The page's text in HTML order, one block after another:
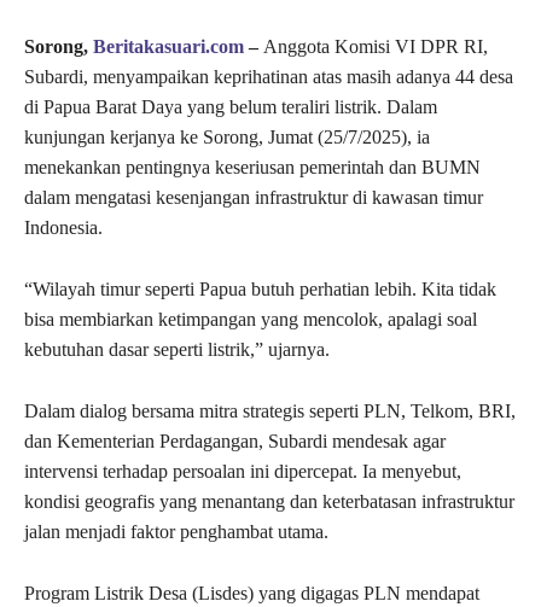
Sorong, Beritakasuari.com– Anggota Komisi VI DPR RI,
Subardi, menyampaikan keprihatinan atas masih adanya 44 desa
di Papua Barat Daya yang belum teraliri listrik. Dalam
kunjungan kerjanya ke Sorong, Jumat (25/7/2025), ia
menekankan pentingnya keseriusan pemerintah dan BUMN
dalam mengatasi kesenjangan infrastruktur di kawasan timur
Indonesia.
“Wilayah timur seperti Papua butuh perhatian lebih. Kita tidak
bisa membiarkan ketimpangan yang mencolok, apalagi soal
kebutuhan dasar seperti listrik,” ujarnya.
Dalam dialog bersama mitra strategis seperti PLN, Telkom, BRI,
dan Kementerian Perdagangan, Subardi mendesak agar
intervensi terhadap persoalan ini dipercepat. Ia menyebut,
kondisi geografis yang menantang dan keterbatasan infrastruktur
jalan menjadi faktor penghambat utama.
Program Listrik Desa (Lisdes) yang digagas PLN mendapat